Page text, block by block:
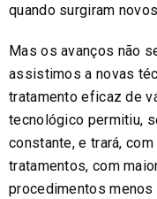
quando surgiram
Mas os avanços não
assistimos a novas
tratamento eficaz de
tecnológico permitiu,
constante, e trará,
tratamentos, com
procedimentos